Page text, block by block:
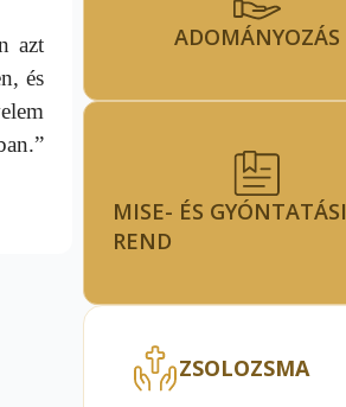
azt
és
ADOMÁNYOZÁS
MISE- ÉS GYÓNTATÁSI
REND
ZSOLOZSMA